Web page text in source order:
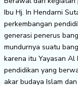
Ibu Hj. In Hendarni
perkembangan
generasi penerus
mundurnya suatu
karena itu Yayasan Al
pendidikan yang
akar budaya Islam